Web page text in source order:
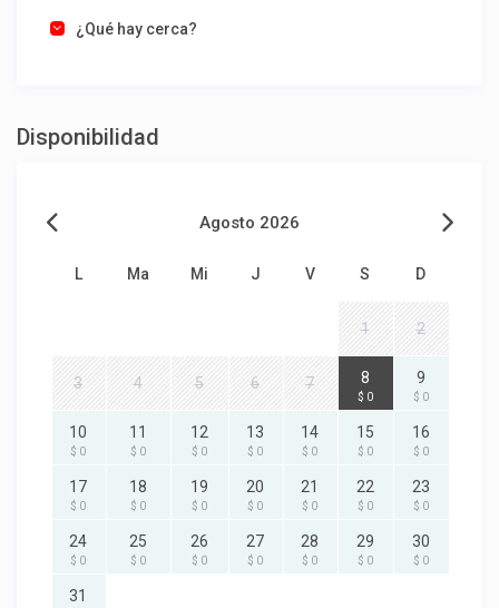
¿Qué hay cerca?
Disponibilidad
Agosto 2026
L Ma Mi J V S D
1 2
3 4 5 6 7 8
$ 0
9
$ 0
10
$ 0
11
$ 0
12
$ 0
13
$ 0
14
$ 0
15
$ 0
16
$ 0
17
$ 0
18
$ 0
19
$ 0
20
$ 0
21
$ 0
22
$ 0
23
$ 0
24
$ 0
25
$ 0
26
$ 0
27
$ 0
28
$ 0
29
$ 0
30
$ 0
31